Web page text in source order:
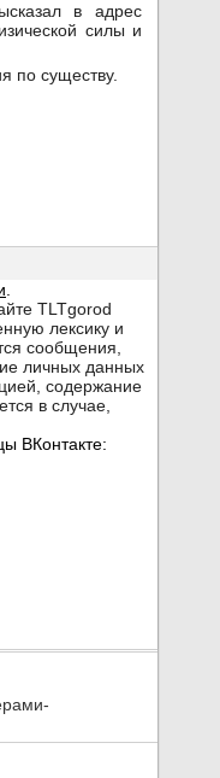
в адрес
силы и
по существу.